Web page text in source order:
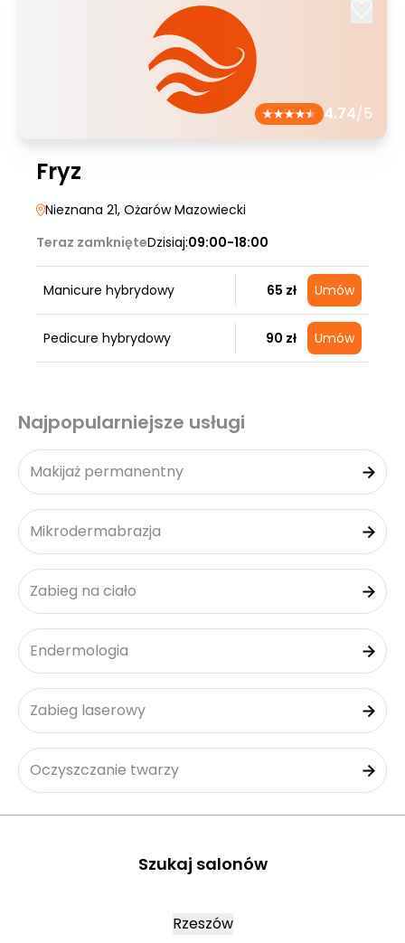
4.74/5
Fryz
Nieznana 21, Ożarów Mazowiecki
Teraz zamknięteDzisiaj:09:00-18:00
Manicure hybrydowy 65 zł Umów
Pedicure hybrydowy 90 zł Umów
Najpopularniejsze usługi
Makijaż permanentny
Mikrodermabrazja
Zabieg na ciało
Endermologia
Zabieg laserowy
Oczyszczanie twarzy
Szukaj salonów
Rzeszów